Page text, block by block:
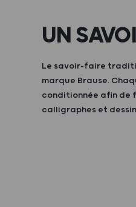
UN
Le savoir-faire
marque Brause.
conditionnée afin de
calligraphes et